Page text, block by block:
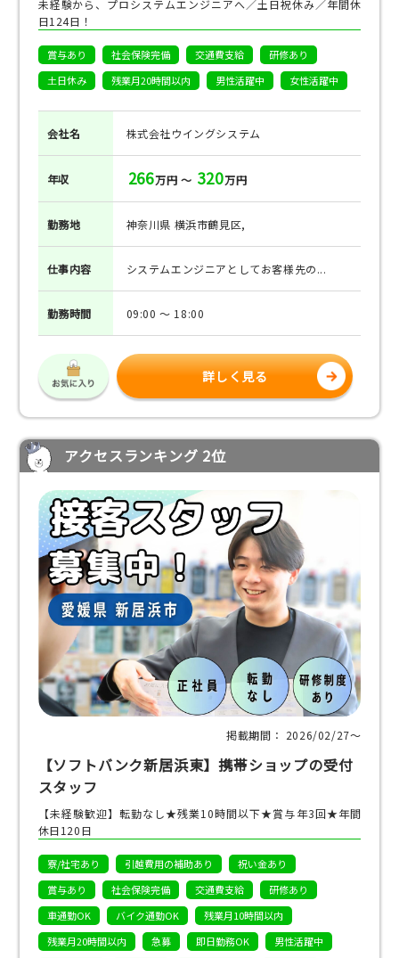
未経験から、プロシステムエンジニアへ／土日祝休み／年間休
日124日！
賞与あり 社会保険完備 交通費支給
研修あり
土日休み
残業月20時間以内 男性活躍中 女性活躍中
会社名 株式会社ウイングシステム
年収 266万円 ～ 320万円
勤務地 神奈川県 横浜市鶴見区,
仕事内容 システムエンジニアとしてお客様先の...
勤務時間 09:00 ～ 18:00
詳しく見る
アクセスランキング 2位
掲載期間： 2026/02/27〜
【ソフトバンク新居浜東】携帯ショップの受付
スタッフ
【未経験歓迎】転勤なし★残業10時間以下★賞与年3回★年間
休日120日
寮/社宅あり 引越費用の補助あり
祝い金あり
賞与あり
社会保険完備 交通費支給
研修あり
車通勤OK
バイク通勤OK
残業月10時間以内
残業月20時間以内
急募 即日勤務OK
男性活躍中